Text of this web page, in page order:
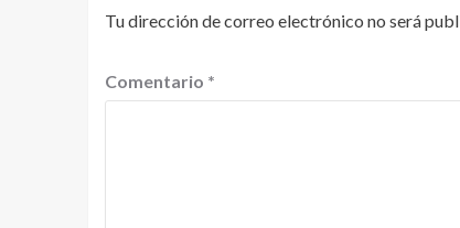
Tu dirección de correo electrónico no será
Comentario *